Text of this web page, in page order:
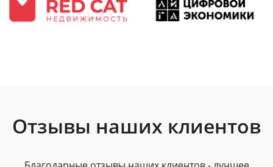
Отзывы наших клиентов